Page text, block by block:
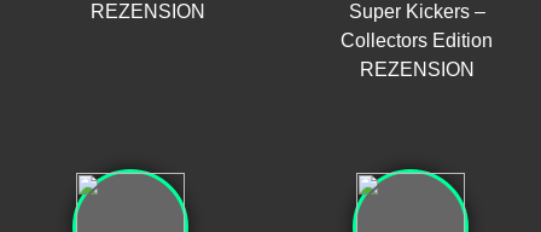
REZENSION
Super Kickers –
Collectors Edition
REZENSION